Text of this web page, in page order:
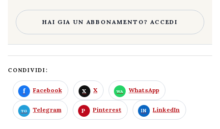
HAI GIA UN ABBONAMENTO? ACCEDI
CONDIVIDI:
Facebook X WhatsApp
Telegram Pinterest LinkedIn